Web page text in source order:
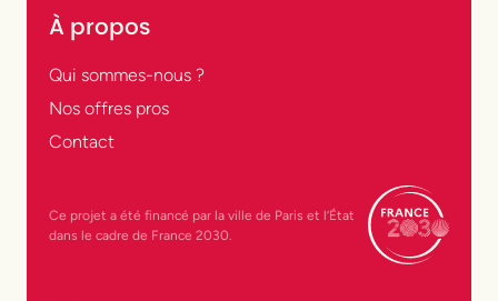
À propos
Qui sommes-nous ?
Nos offres pros
Contact
Ce projet a été financé par la ville de Paris et l’État
dans le cadre de France 2030.